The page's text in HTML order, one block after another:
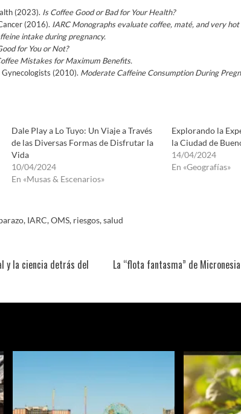
(2023). Is Coffee Good or Bad for Your Health?
(2016). IARC Monographs evaluate coffee, maté, and very
intake during pregnancy.
for You or Not?
Mistakes for Maximum Benefits.
(2010). Moderate Caffeine Consumption During
Dale Play a Lo Tuyo: Un Viaje a Través
de las Diversas Formas de Disfrutar la
Vida
10/04/2024
En «Musas & Escenarios»
Explorando la
la Ciudad de
14/04/2024
En «Geografías»
, IARC,OMS, riesgos,salud
y la ciencia detrás del
La “flota fantasma” de